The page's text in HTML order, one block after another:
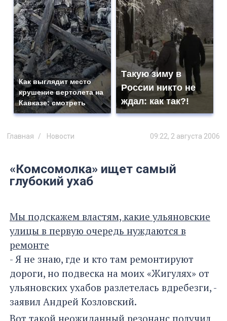
Как выглядит место
крушение вертолета на
Кавказе: смотреть
Такую зиму в
России никто не
ждал: как так?!
Главная Новости 09:22, 2 августа 2006
«Комсомолка» ищет самый
глубокий ухаб
Мы подскажем властям, какие ульяновские
улицы в первую очередь нуждаются в
ремонте
- Я не знаю, где и кто там ремонтируют
дороги, но подвеска на моих «Жигулях» от
ульяновских ухабов разлетелась вдребезги, -
заявил Андрей Козловский.
Вот такой неожиданный резонанс получил